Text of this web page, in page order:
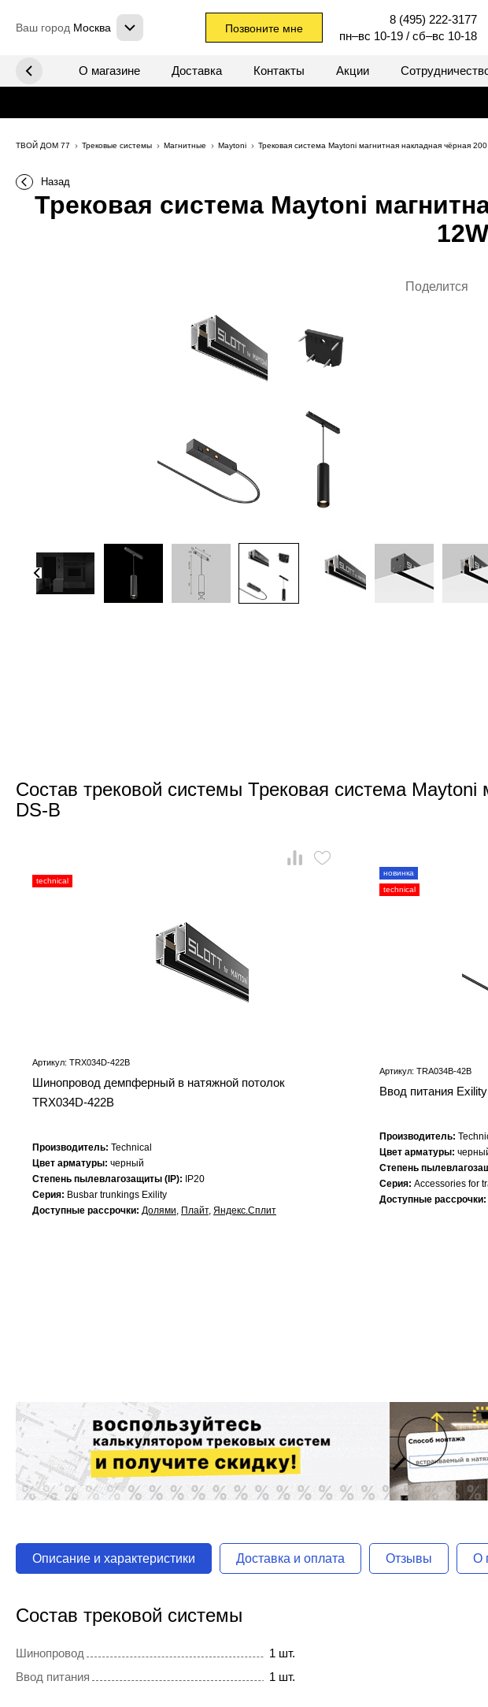
Ваш город Москва Позвоните мне
8 (495) 222-3177
пн–вс 10-19 / сб–вс 10-18
систем О магазине Доставка Контакты Акции
ТВОЙ ДОМ 77 Трековые системы Магнитные Maytoni Трековая система Maytoni магнитная накладная чёрная
Назад
Трековая система Maytoni
Поделится
Состав трековой системы Трековая система
DS-B
technical
Артикул: TRX034D-422B
Шинопровод демпферный в натяжной потолок
TRX034D-422B
Производитель: Technical
Цвет арматуры: черный
Степень пылевлагозащиты (IP):
IP20
Серия: Busbar trunkings Exility
Доступные рассрочки: Долями, Плайт, Яндекс.Сплит
новинка
technical
Артикул: TRA034B-42B
Ввод питания
Производитель:
Цвет арматуры:
Степень
Серия: Accessories for
Доступные рассрочки:
Описание и характеристики Доставка и оплата Отзывы О
Состав трековой системы
Шинопровод 1 шт.
Ввод питания
1 шт.